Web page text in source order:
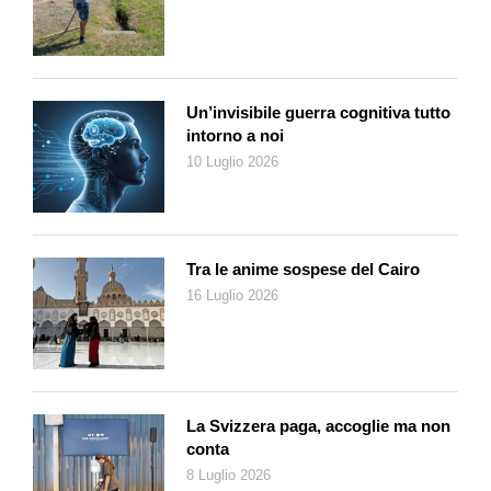
amici più stretti sono stati distribuiti come bomboniera orologi
da polso da qualche centinaio di migliaia di franchi, borse di
raffinatezza e basso profilo. Anni fa, nel 2007, era finito su tutti i
giornali per via della modesta magione costruita a Bombay.
Voleva vedere il mare da casa sua e così aveva costruito un
grattacielo di ventisette piani. Fin qui niente di strano,
Così, aveva annunciato di non avere alcuna intenzione di
affittare o vendere i rimanenti ventisei piani del «suo»
grattacielo, che sono invece tutti adibiti a residenza privata
della famiglia. Sei piani per parcheggiare le auto, un paio adibiti
persone che compongono lo staff che provvede alle necessità
dei membri del clan. I piani superiori, destinati ad alloggiare
Mukesh, sua moglie Nita e i loro tre figli oltre naturalmente
Un’invisibile guerra cognitiva tutto
intorno a noi
10 Luglio 2026
Tra le anime sospese del Cairo
16 Luglio 2026
La Svizzera paga, accoglie ma non
conta
8 Luglio 2026